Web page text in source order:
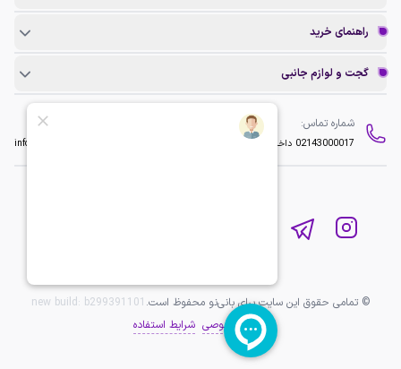
راهنمای خرید
گجت و لوازم جانبی
شماره تماس:
02143000017 داخلی 2 info@baninopc.com
© تمامی حقوق این سایت برای بانی‌نو محفوظ است. new build: b299391101
حریم خصوصی شرایط استفاده